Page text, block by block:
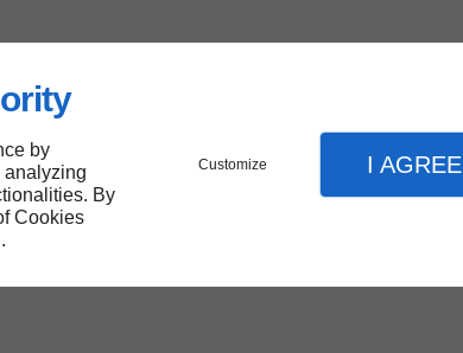
by
analyzing
By
Cookies
.
Customize I AGREE